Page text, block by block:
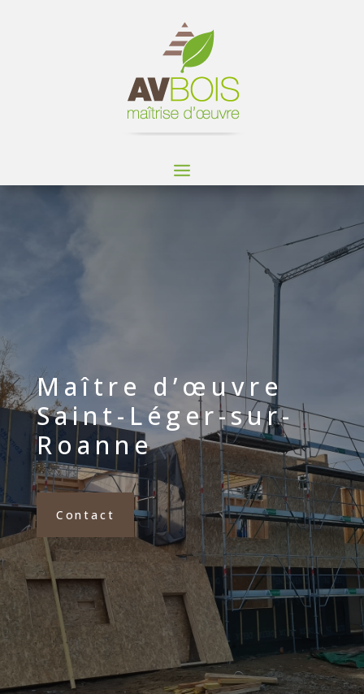
Maître d’œuvre
Saint-Léger-sur-
Roanne
Contact